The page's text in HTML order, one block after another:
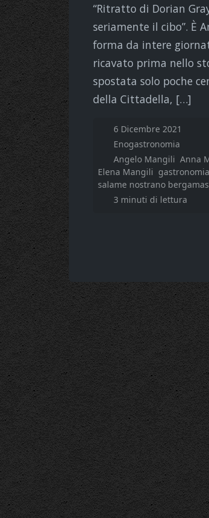
“Ritratto di Dorian
seriamente il cibo”. È
forma da intere
ricavato prima nello
spostata solo poche
della Cittadella, […]
6 Dicembre 2021
Enogastronomia
Angelo Mangili Anna
Elena Mangili
salame nostrano
3 minuti di lettura